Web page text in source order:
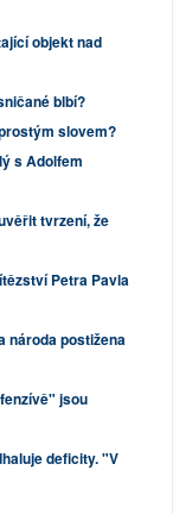
objekt nad
blbí?
slovem?
s Adolfem
tvrzení, že
Petra Pavla
národa postižena
jsou
deficity. "V